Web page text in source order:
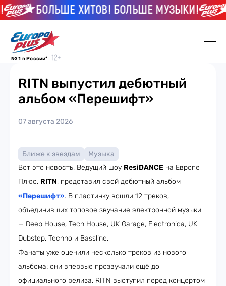
БОЛЬШЕ ХИТОВ! БОЛЬШЕ МУЗЫКИ!
№ 1 в России*
RITN выпустил дебютный
альбом «Перешифт»
07 августа 2026
Ближе к звездам
Музыка
Вот это новость! Ведущий шоу ResiDANCE на Европе
Плюс, RITN, представил свой дебютный альбом
«Перешифт». В пластинку вошли 12 треков,
объединивших топовое звучание электронной музыки
— Deep House, Tech House, UK Garage, Electronica, UK
Dubstep, Techno и Bassline.
Фанаты уже оценили несколько треков из нового
альбома: они впервые прозвучали ещё до
официального релиза. RITN выступил перед концертом